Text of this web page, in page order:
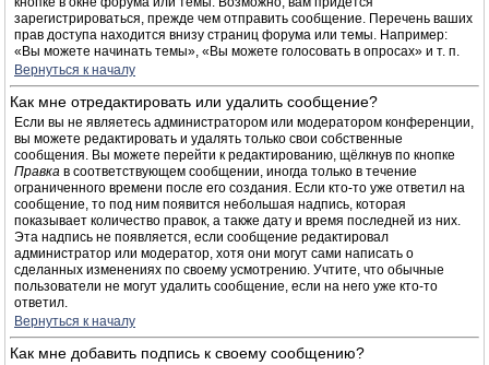
зарегистрироваться, прежде чем отправить сообщение. Перечень ваших
прав доступа находится внизу страниц форума или темы. Например:
«Вы можете начинать темы», «Вы можете голосовать в опросах» и т. п.
Вернуться к началу
Как мне отредактировать или удалить сообщение?
Если вы не являетесь администратором или модератором конференции,
вы можете редактировать и удалять только свои собственные
сообщения. Вы можете перейти к редактированию, щёлкнув по кнопке
Правка в соответствующем сообщении, иногда только в течение
ограниченного времени после его создания. Если кто-то уже ответил на
сообщение, то под ним появится небольшая надпись, которая
показывает количество правок, а также дату и время последней из них.
Эта надпись не появляется, если сообщение редактировал
администратор или модератор, хотя они могут сами написать о
сделанных изменениях по своему усмотрению. Учтите, что обычные
пользователи не могут удалить сообщение, если на него уже кто-то
ответил.
Вернуться к началу
Как мне добавить подпись к своему сообщению?